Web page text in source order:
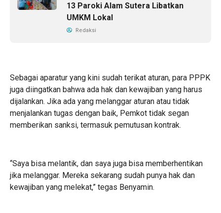
13 Paroki Alam Sutera Libatkan
UMKM Lokal
Redaksi
Sebagai aparatur yang kini sudah terikat aturan, para PPPK
juga diingatkan bahwa ada hak dan kewajiban yang harus
dijalankan. Jika ada yang melanggar aturan atau tidak
menjalankan tugas dengan baik, Pemkot tidak segan
memberikan sanksi, termasuk pemutusan kontrak.
“Saya bisa melantik, dan saya juga bisa memberhentikan
jika melanggar. Mereka sekarang sudah punya hak dan
kewajiban yang melekat,” tegas Benyamin.